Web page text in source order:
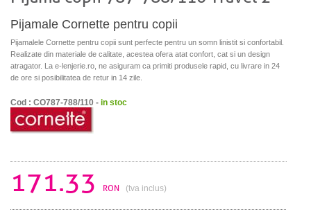
Pijamale Cornette pentru copii
Pijamalele Cornette pentru copii sunt perfecte pentru un somn linistit si confortabil.
Realizate din materiale de calitate, acestea ofera atat confort, cat si un design
atragator. La e-lenjerie.ro, ne asiguram ca primiti produsele rapid, cu livrare in 24
de ore si posibilitatea de retur in 14 zile.
Cod : CO787-788/110 - in stoc
171.33 RON (tva inclus)